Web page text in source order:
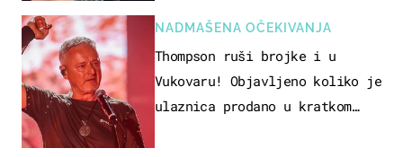
NADMAŠENA OČEKIVANJA
Thompson ruši brojke i u
Vukovaru! Objavljeno koliko je
ulaznica prodano u kratkom